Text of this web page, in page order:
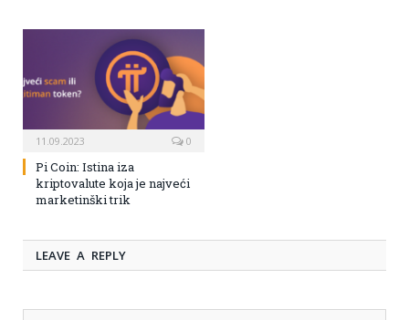
11.09.2023 0
Pi Coin: Istina iza
kriptovalute koja je najveći
marketinški trik
LEAVE A REPLY